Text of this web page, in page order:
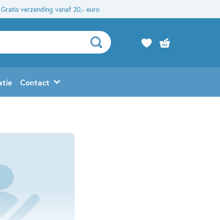
Gratis verzending vanaf 20,- euro
Contact